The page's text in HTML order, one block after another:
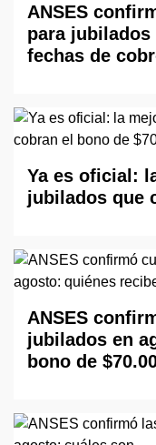
ANSES
para
fechas de
Ya es oficial:
jubilados que
ANSES
jubilados en
bono de